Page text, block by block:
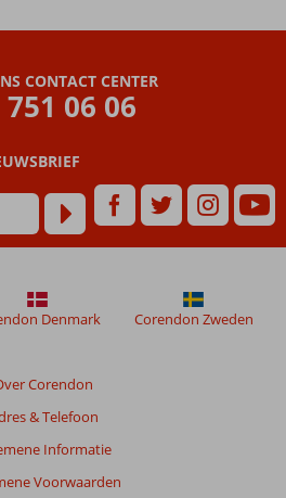
CONTACT CENTER
06 06
Corendon
& Telefoon
Informatie
Voorwaarden
Denmark Corendon Zweden